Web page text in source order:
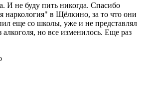
И не буду пить никогда. Спасибо
наркология" в Щёлкино, за то что они
еще со школы, уже и не представлял
но все изменилось. Еще раз